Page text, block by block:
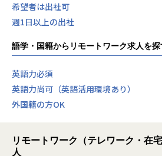
希望者は出社可
週1日以上の出社
語学・国籍からリモートワーク求人を探
英語力必須
英語力尚可（英語活用環境あり）
外国籍の方OK
リモートワーク（テレワーク・在
人